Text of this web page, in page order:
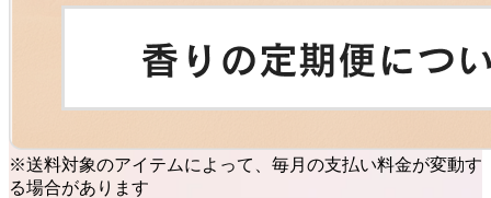
※送料対象のアイテムによって、毎月の支払い料金が変動す
る場合があります